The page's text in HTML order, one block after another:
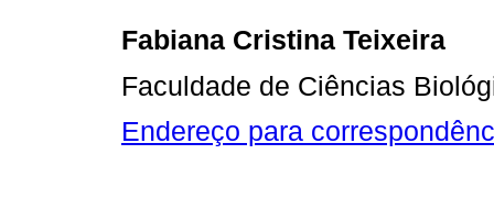
Fabiana Cristina Teixeira
Faculdade de Ciências
Endereço para